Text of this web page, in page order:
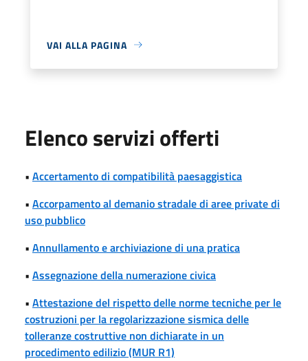
VAI ALLA PAGINA
Elenco servizi offerti
• Accertamento di compatibilità paesaggistica
• Accorpamento al demanio stradale di aree private di
uso pubblico
• Annullamento e archiviazione di una pratica
• Assegnazione della numerazione civica
• Attestazione del rispetto delle norme tecniche per le
costruzioni per la regolarizzazione sismica delle
tolleranze costruttive non dichiarate in un
procedimento edilizio (MUR R1)